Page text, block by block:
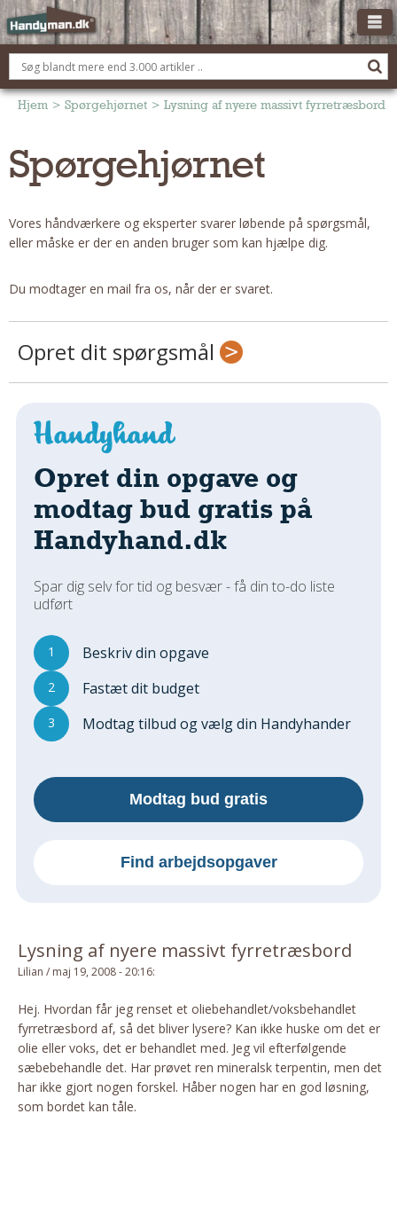
OM HANDYMAN.DK
FÅ 3 TILBUD
BOLIG KØBERÅDGIVNING
Montage Og Nybyg
Reparation Og Vedligehold
Om Materialer
Om Værktøj
Udskiftning Og Montage
Om Materialer
Tips Og Tests
VVS
Montage Og Udskiftning
Reparation Og Vedligehold
Varme Og Energi
Andet
MALER
Indendørs
Udendørs
Kan Det Males?
MURER
Reparationer
Om Materialer
HANDYMAN
Tips Og Tricks
Kemi
Andet
Båd
GARTNER
Beplantning
Hjem > Spørgehjørnet > Lysning af nyere massivt fyrretræsbord
Spørgehjørnet
Vores håndværkere og eksperter svarer løbende på spørgsmål,
eller måske er der en anden bruger som kan hjælpe dig.
Du modtager en mail fra os, når der er svaret.
Opret dit spørgsmål
Opret din opgave og
modtag bud gratis på
Handyhand.dk
Spar dig selv for tid og besvær - få din to-do liste
udført
1 Beskriv din opgave
2 Fastæt dit budget
3 Modtag tilbud og vælg din Handyhander
Modtag bud gratis
Find arbejdsopgaver
Lysning af nyere massivt fyrretræsbord
Lilian / maj 19, 2008 - 20:16:
Hej. Hvordan får jeg renset et oliebehandlet/voksbehandlet
fyrretræsbord af, så det bliver lysere? Kan ikke huske om det er
olie eller voks, det er behandlet med. Jeg vil efterfølgende
sæbebehandle det. Har prøvet ren mineralsk terpentin, men det
har ikke gjort nogen forskel. Håber nogen har en god løsning,
som bordet kan tåle.